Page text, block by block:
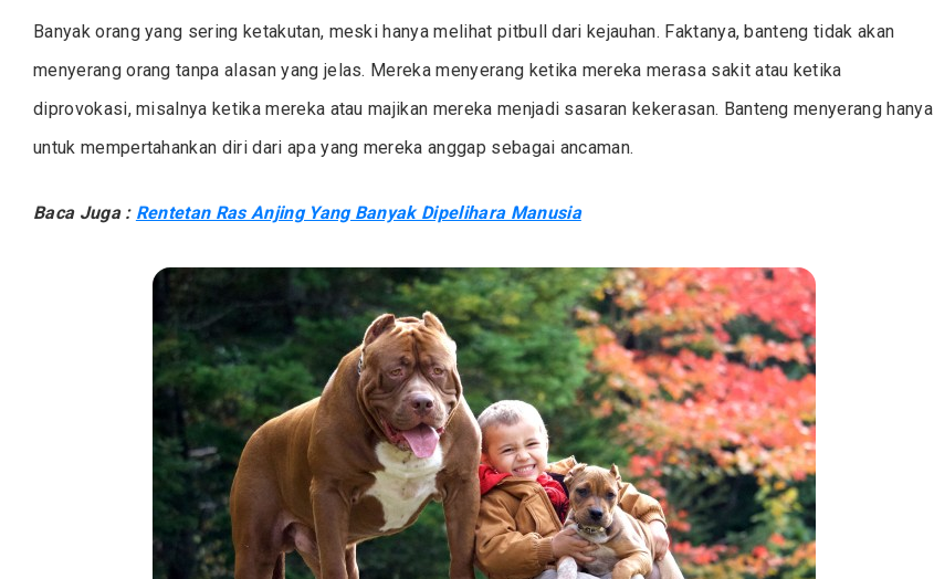
Banyak orang yang sering ketakutan, meski hanya melihat pitbull dari kejauhan. Faktanya, banteng tidak akan
menyerang orang tanpa alasan yang jelas. Mereka menyerang ketika mereka merasa sakit atau ketika
diprovokasi, misalnya ketika mereka atau majikan mereka menjadi sasaran kekerasan. Banteng menyerang hanya
untuk mempertahankan diri dari apa yang mereka anggap sebagai ancaman.
Baca Juga : Rentetan Ras Anjing Yang Banyak Dipelihara Manusia